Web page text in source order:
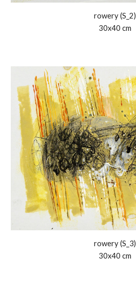
rowery (S_ 2)
30x40 cm
rowery (S_ 3)
30x40 cm